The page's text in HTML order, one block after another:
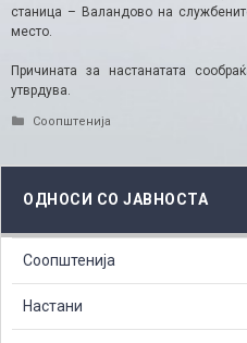
станица – Валандово на
место.
Причината за настанатата
утврдува.
Categories
Соопштенија
ОДНОСИ СО ЈАВНОСТА
Соопштенија
Настани